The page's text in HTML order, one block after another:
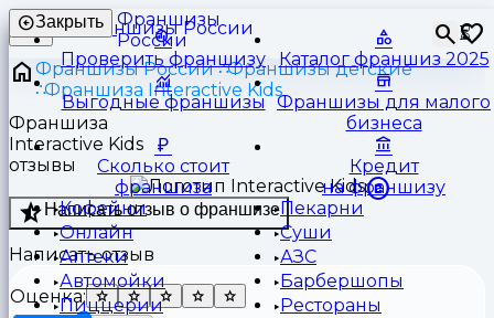
Франшизы
России
⏳
Закрыть
Проверить франшизу Каталог франшиз 2025
Выгодные франшизы Франшизы для малого
бизнеса
Сколько стоит
франшиза
Кредит
на франшизу
Кофейни
Пекарни
Онлайн
Суши
Аптеки
АЗС
Автомойки
Барбершопы
Пиццерии
Рестораны
Франшизы России
Франшизы детские
Франшиза Interactive Kids
Франшиза
Interactive Kids
отзывы
Написать отзыв о франшизе
Написать отзыв
Оценка: